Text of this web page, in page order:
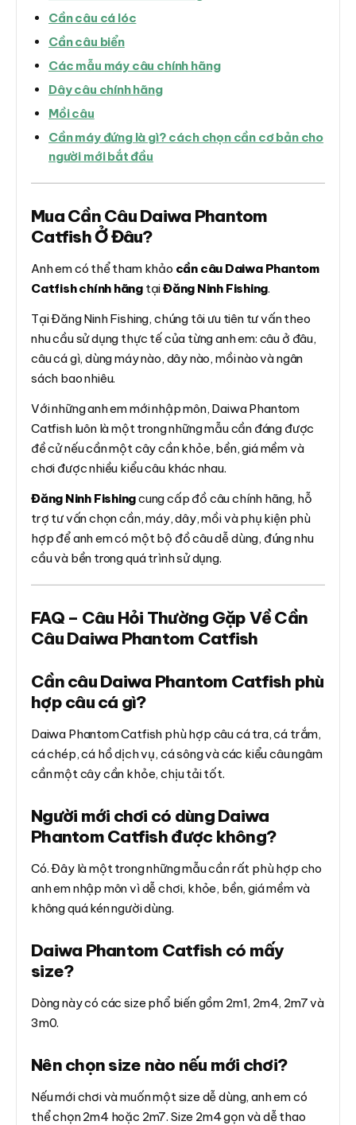
Cần câu cá lóc
Cần câu biển
Các mẫu máy câu chính hãng
Dây câu chính hãng
Mồi câu
Cần máy đứng là gì? cách chọn cần cơ bản cho
người mới bắt đầu
Mua Cần Câu Daiwa Phantom
Catfish Ở Đâu?
Anh em có thể tham khảo cần câu Daiwa Phantom
Catfish chính hãngtạiĐăng Ninh Fishing.
Tại Đăng Ninh Fishing, chúng tôi ưu tiên tư vấn theo
nhu cầu sử dụng thực tế của từng anh em: câu ở đâu,
câu cá gì, dùng máy nào, dây nào, mồi nào và ngân
sách bao nhiêu.
Với những anh em mới nhập môn, Daiwa Phantom
Catfish luôn là một trong những mẫu cần đáng được
đề cử nếu cần một cây cần khỏe, bền, giá mềm và
chơi được nhiều kiểu câu khác nhau.
Đăng Ninh Fishingcung cấp đồ câu chính hãng, hỗ
trợ tư vấn chọn cần, máy, dây, mồi và phụ kiện phù
hợp để anh em có một bộ đồ câu dễ dùng, đúng nhu
cầu và bền trong quá trình sử dụng.
FAQ – Câu Hỏi Thường Gặp Về Cần
Câu Daiwa Phantom Catfish
Cần câu Daiwa Phantom Catfish phù
hợp câu cá gì?
Daiwa Phantom Catfish phù hợp câu cá tra, cá trắm,
cá chép, cá hồ dịch vụ, cá sông và các kiểu câu ngâm
cần một cây cần khỏe, chịu tải tốt.
Người mới chơi có dùng Daiwa
Phantom Catfish được không?
Có. Đây là một trong những mẫu cần rất phù hợp cho
anh em nhập môn vì dễ chơi, khỏe, bền, giá mềm và
không quá kén người dùng.
Daiwa Phantom Catfish có mấy
size?
Dòng này có các size phổ biến gồm 2m1, 2m4, 2m7 và
3m0.
Nên chọn size nào nếu mới chơi?
Nếu mới chơi và muốn một size dễ dùng, anh em có
thể chọn 2m4 hoặc 2m7. Size 2m4 gọn và dễ thao